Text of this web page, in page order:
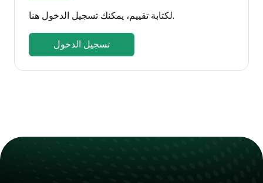
لكتابة تقييم، يمكنك تسجيل الدخول هنا.
تسجيل الدخول